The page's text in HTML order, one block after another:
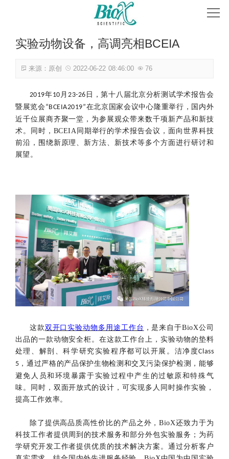
关于我们
产品中心
解决方案
联系方式
全国售后服务网点
实验动物设备，高调亮相BCEIA
来源：原创 2022-06-22 08:46:00 76
2019年10 月 23-26 日，第十八届北京分析测试学术报告会
暨展览会“BCEIA2019”在北京国家会议中心隆重举行 ， 国内外
近千位展商齐聚一堂，为参展观众带来数千项新产品和 新技
术 。 同时， BCEIA 同期举行的学术报告会议，面向世界科技
前沿，围绕新原理、新方法、新技术等多个方面进行研讨和
展望。
这款双开口实验动物多用途工作台 ，是来自于BioX公司
出品的一款动物安全柜。在这款工作台上，实验动物的垫料
处理、解剖、科学研究实验程序都可以开展。洁净度Class
5 ，通过严格的产品保护生物检测和交叉污染保护检测，能够
避免人员和环境暴露于实验过程中产生的过敏原和特殊气
味。同时，双面开放式的设计，可实现多人同时操作实验，
提高工作效率。
除了提供高品质高性价比的产品之外，BioX还致力于为
科技工作者提供周到的技术服务和部分外包实验服务；为药
学研究开发工作者提供优质的技术解决方案。通过分析客户